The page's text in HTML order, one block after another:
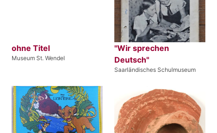
ohne Titel
Museum St. Wendel
"Wir sprechen
Deutsch"
Saarländisches Schulmuseum